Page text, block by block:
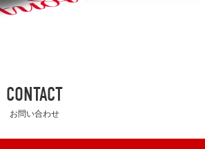
CONTACT
お問い合わせ